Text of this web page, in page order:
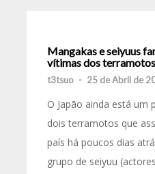
Mangakas e seiyuus
vítimas dos terramotos
t3tsuo - 25 de Abril de
O Japão ainda está um
dois terramotos que
país há poucos dias
grupo de seiyuu